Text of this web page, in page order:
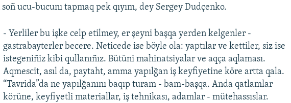
ucu-bucunı tapmaq pek qıyım, dey Sergey Dudçenko.
- Yerliler bu işke celp etilmey, er şeyni başqa yerden kelgenler -
gastrabayterler becere. Neticede ise böyle ola: yaptılar ve kettiler, siz ise
istegeniñiz kibi qullanıñız. Bütüni mahinatsiyalar ve aqça aqlaması.
Aqmescit, asıl da, paytaht, amma yapılğan iş keyfiyetine köre artta qala.
“Tavrida”da ne yapılğanını baqıp turam - bam-başqa. Anda qatlamlar
körüne, keyfiyetli materiallar, iş tehnikası, adamlar - mütehassıslar.